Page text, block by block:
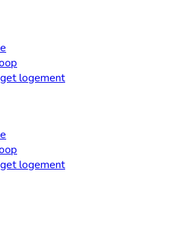
logement
logement